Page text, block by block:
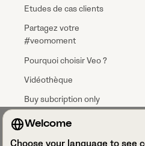
Welcome
Choose your language to see
Etudes de cas clients
Partagez votre
#veomoment
Pourquoi choisir Veo ?
Vidéothèque
Buy subcription only